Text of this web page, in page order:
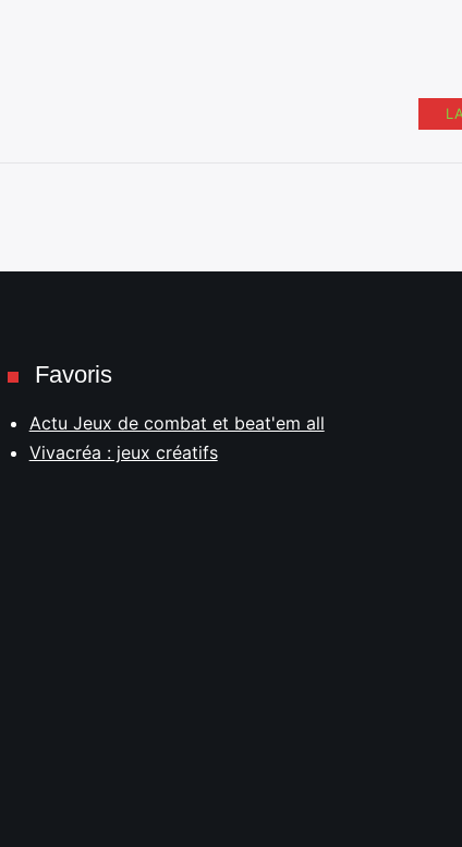
Favoris
Actu Jeux de combat et beat'em all
Vivacréa : jeux créatifs